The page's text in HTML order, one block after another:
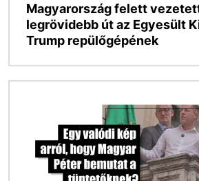
Magyarország felett
legrövidebb út az Egyesült
Trump repülőgépének